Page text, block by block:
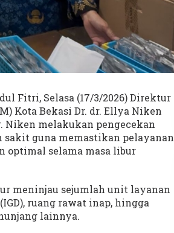
Fitri, Selasa (17/3/2026) Direktur
Kota Bekasi Dr. dr. Ellya Niken
Niken melakukan pengecekan
sakit guna memastikan pelayanan
optimal selama masa libur
meninjau sejumlah unit layanan
ruang rawat inap, hingga
lainnya.